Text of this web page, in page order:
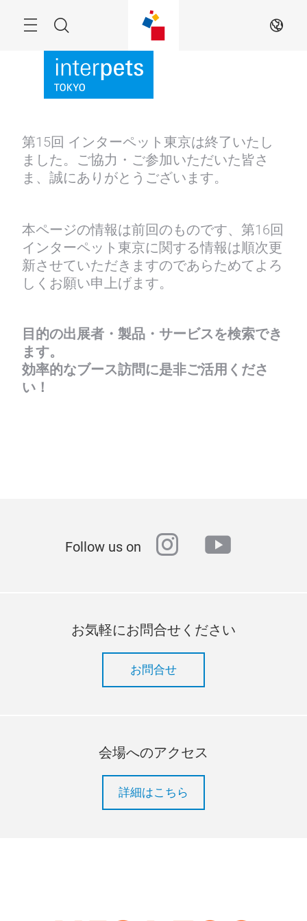
Search JA
第15回 インターペット東京は終了いたし
ました。ご協力・ご参加いただいた皆さ
ま、誠にありがとうございます。
本ページの情報は前回のものです、第16回
インターペット東京に関する情報は順次更
新させていただきますのであらためてよろ
しくお願い申上げます。
目的の出展者・製品・サービスを検索でき
ます。
効率的なブース訪問に是非ご活用くださ
い！
Follow us on instagram
youtube
お気軽にお問合せください
お問合せ
会場へのアクセス
詳細はこちら